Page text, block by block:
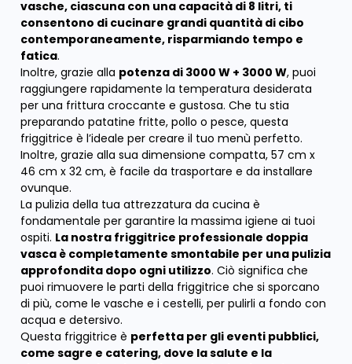
vasche, ciascuna con una capacità di 8 litri, ti
consentono di cucinare grandi quantità di cibo
contemporaneamente, risparmiando tempo e
fatica.
Inoltre, grazie alla potenza di 3000 W + 3000 W, puoi
raggiungere rapidamente la temperatura desiderata
per una frittura croccante e gustosa. Che tu stia
preparando patatine fritte, pollo o pesce, questa
friggitrice è l’ideale per creare il tuo menù perfetto.
Inoltre, grazie alla sua dimensione compatta, 57 cm x
46 cm x 32 cm, è facile da trasportare e da installare
ovunque.
La pulizia della tua attrezzatura da cucina è
fondamentale per garantire la massima igiene ai tuoi
ospiti. La nostra friggitrice professionale doppia
vasca è completamente smontabile per una pulizia
approfondita dopo ogni utilizzo. Ciò significa che
puoi rimuovere le parti della friggitrice che si sporcano
di più, come le vasche e i cestelli, per pulirli a fondo con
acqua e detersivo.
Questa friggitrice è perfetta per gli eventi pubblici,
come sagre e catering, dove la salute e la